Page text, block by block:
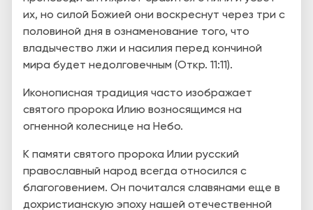
их, но силой Божией они воскреснут через три с
половиной дня в ознаменование того, что
владычество лжи и насилия перед кончиной
мира будет недолговечным (Откр. 11:11).
Иконописная традиция часто изображает
святого пророка Илию возносящимся на
огненной колеснице на Небо.
К памяти святого пророка Илии русский
православный народ всегда относился с
благоговением. Он почитался славянами еще в
дохристианскую эпоху нашей отечественной